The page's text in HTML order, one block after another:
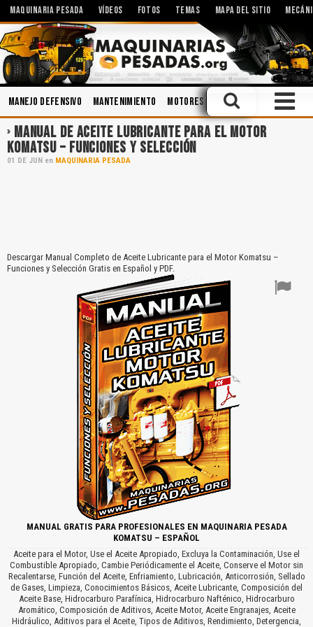
MAQUINARIA PESADA VÍDEOS FOTOS TEMAS MAPA DEL SITIO
Manejo Defensivo Mantenimiento Motores Ingeniería Voladura
MANUAL DE ACEITE LUBRICANTE PARA EL MOTOR
KOMATSU – FUNCIONES Y SELECCIÓN
01 DE JUN en MAQUINARIA PESADA
Descargar Manual Completo de Aceite Lubricante para el Motor Komatsu –
Funciones y Selección Gratis en Español y PDF.
MANUAL GRATIS PARA PROFESIONALES EN MAQUINARIA PESADA
KOMATSU – ESPAÑOL
Aceite para el Motor, Use el Aceite Apropiado, Excluya la Contaminación, Use el
Combustible Apropiado, Cambie Periódicamente el Aceite, Conserve el Motor sin
Recalentarse, Función del Aceite, Enfriamiento, Lubricación, Anticorrosión, Sellado
de Gases, Limpieza, Conocimientos Básicos, Aceite Lubricante, Composición del
Aceite Base, Hidrocarburo Parafínica, Hidrocarburo Nafténico, Hidrocarburo
Aromático, Composición de Aditivos, Aceite Motor, Aceite Engranajes, Aceite
Hidráulico, Aditivos para el Aceite, Tipos de Aditivos, Rendimiento, Detergencia,